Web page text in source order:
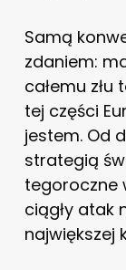
Samą
zdaniem:
całemu
tej części
jestem. Od
strategią
tegoroczne
ciągły atak
największej